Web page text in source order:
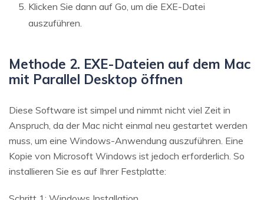
Klicken Sie dann auf Go, um die EXE-Datei
auszuführen.
Methode 2. EXE-Dateien auf dem Mac
mit Parallel Desktop öffnen
Diese Software ist simpel und nimmt nicht viel Zeit in
Anspruch, da der Mac nicht einmal neu gestartet werden
muss, um eine Windows-Anwendung auszuführen. Eine
Kopie von Microsoft Windows ist jedoch erforderlich. So
installieren Sie es auf Ihrer Festplatte: